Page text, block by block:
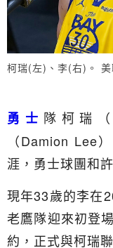
柯瑞(左)、李(右)。 美
勇士 隊柯瑞
（Damion Lee
涯，勇士球團和
現年33歲的李在
老鷹隊迎來初登
約，正式與柯瑞